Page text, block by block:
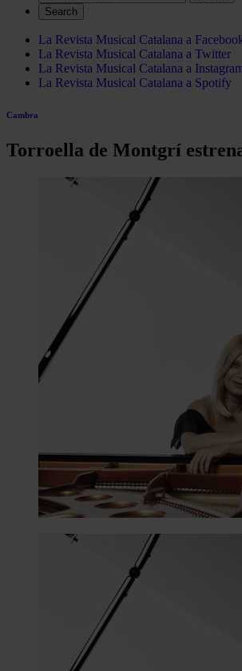
Search
La Revista Musical Catalana a
La Revista Musical Catalana a Twitter
La Revista Musical Catalana a
La Revista Musical Catalana a Spotify
Cambra
Torroella de Montgrí